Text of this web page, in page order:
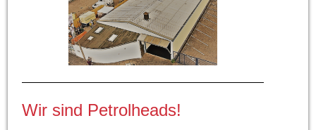
Wir sind Petrolheads!